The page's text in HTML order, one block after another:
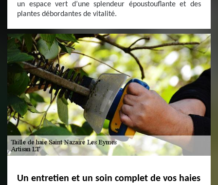
un espace vert d’une splendeur époustouflante et des
plantes débordantes de vitalité.
Un entretien et un soin complet de vos haies